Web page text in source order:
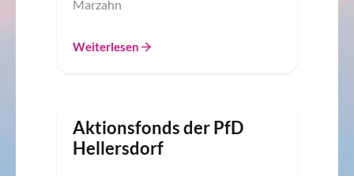
Marzahn
Weiterlesen
Aktionsfonds der PfD
Hellersdorf